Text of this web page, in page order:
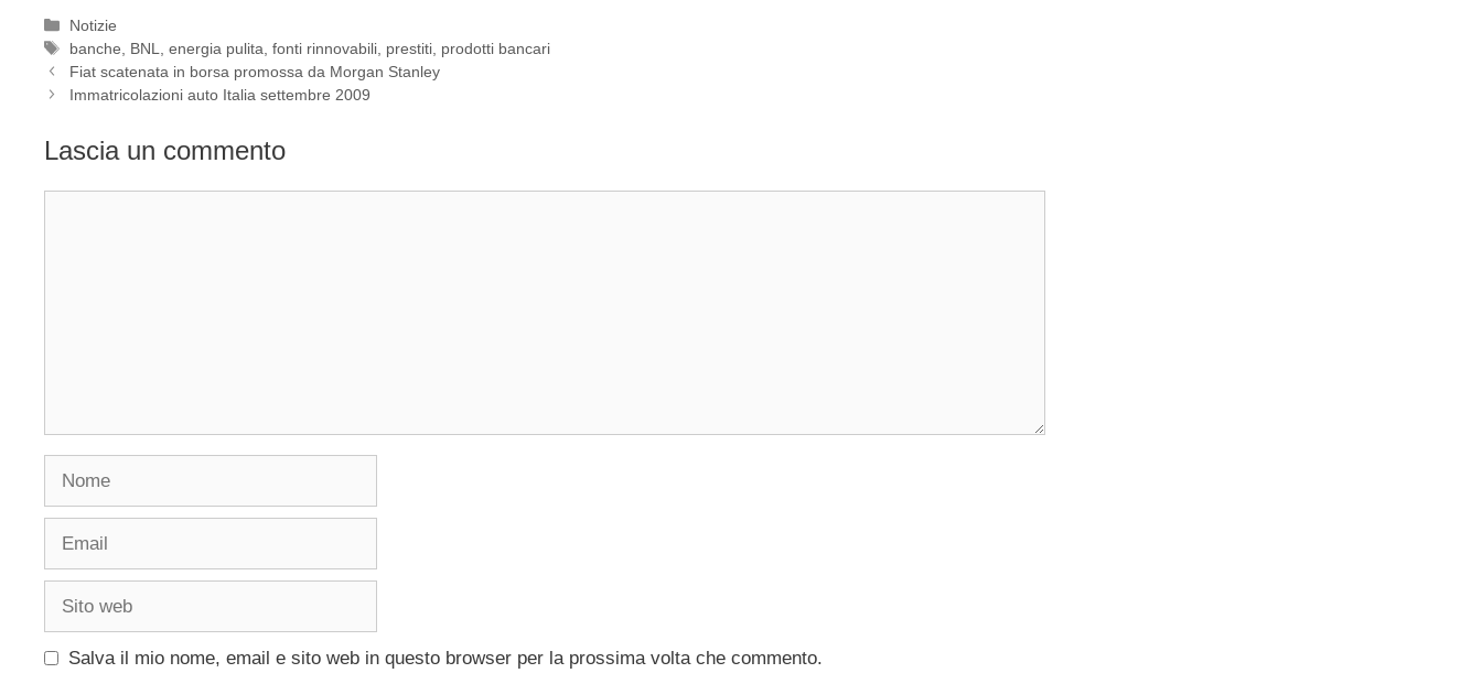
Categorie
Notizie
Tag
banche BNL ,energia pulita ,fonti rinnovabili prestiti prodotti bancari
Fiat scatenata in borsa promossa da Morgan Stanley
Immatricolazioni auto Italia settembre 2009
Lascia un commento
Salva il mio nome, email e sito web in questo browser per la prossima volta che commento.